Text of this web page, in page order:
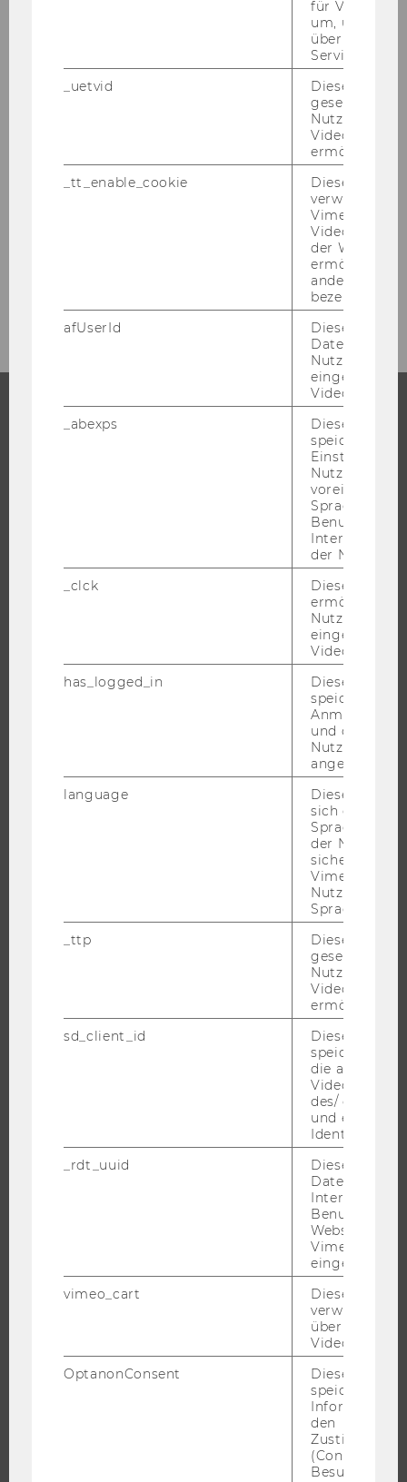
Archiv
STUDIUM
INTERNATIONALE UND INCOMING EXCHANGE STUDIERENDE
ANGEBOTE FÜR SCHULEN UND STUDIENINTERESSIERTE
FORSCHUNG
ÜBER DIE WU
JOBPORTAL
für Vimeo
um, um
über die
Service zu
_uetvid
Dieses
gesetzt, um
Nutzung des
Videoplayers
ermöglichen
_tt_enable_cookie
Dieses
verwendet,
Vimeo-
der WU-
ermöglichen
andere nicht
bezeichnete
afUserId
Dieses
Daten von
Videos
_abexps
Dieses Cookie
speichert
Nutzer*in, zB.
Sprache,
der Nutzer*in
_clck
Dieses Cookie
ermöglicht
Nutzung des
Video Players
has_logged_in
Dieses Cookie
speichert
und ob sich
Nutzer*in
angemeldet
language
Dieses
sich die
der
Vimeo in der
Nutzer
Sprache
_ttp
Dieser
gesetzt, um
Nutzung des
Videoplayers
ermöglichen
sd_client_id
Dieses Cookie
speichert
die aktuellen
des/ der
und einen
_rdt_uuid
Dieses
Daten über
Interaktionen
Websites, auf
Vimeo-Video
eingebettet
vimeo_cart
Dieses
verwendet,
überprüfen,
Video
OptanonConsent
Dieses Cookie
speichert
den
(Consent)
Besuchers.